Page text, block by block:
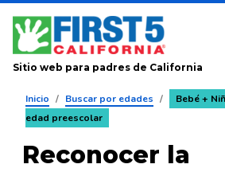
Avanza
Sitio web para padres de California
Inicio / Buscar por edades /
Bebé +
edad preescolar
Reconocer la